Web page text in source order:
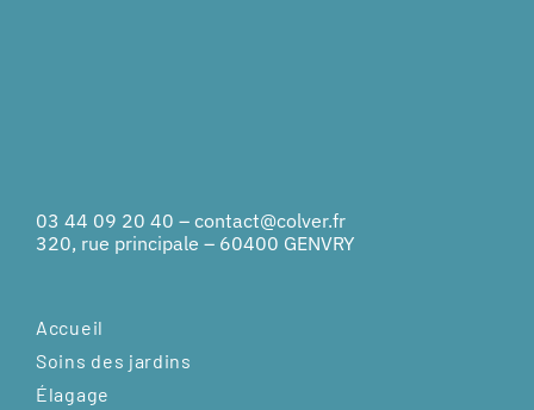
03 44 09 20 40 – contact@colver.fr
320, rue principale – 60400 GENVRY
Accueil
Soins des jardins
Élagage